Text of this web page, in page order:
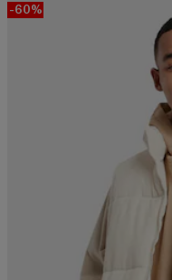
-60%